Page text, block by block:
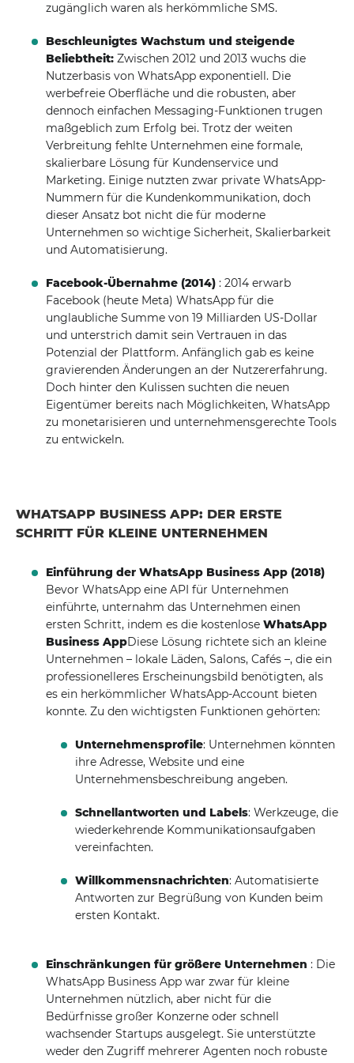
zugänglich waren als herkömmliche SMS.
Beschleunigtes Wachstum und steigende
Beliebtheit:Zwischen 2012 und 2013 wuchs die
Nutzerbasis von WhatsApp exponentiell. Die
werbefreie Oberfläche und die robusten, aber
dennoch einfachen Messaging-Funktionen trugen
maßgeblich zum Erfolg bei. Trotz der weiten
Verbreitung fehlte Unternehmen eine formale,
skalierbare Lösung für Kundenservice und
Marketing. Einige nutzten zwar private WhatsApp-
Nummern für die Kundenkommunikation, doch
dieser Ansatz bot nicht die für moderne
Unternehmen so wichtige Sicherheit, Skalierbarkeit
und Automatisierung.
Facebook-Übernahme (2014): 2014 erwarb
Facebook (heute Meta) WhatsApp für die
unglaubliche Summe von 19 Milliarden US-Dollar
und unterstrich damit sein Vertrauen in das
Potenzial der Plattform. Anfänglich gab es keine
gravierenden Änderungen an der Nutzererfahrung.
Doch hinter den Kulissen suchten die neuen
Eigentümer bereits nach Möglichkeiten, WhatsApp
zu monetarisieren und unternehmensgerechte Tools
zu entwickeln.
WHATSAPP BUSINESS APP: DER ERSTE
SCHRITT FÜR KLEINE UNTERNEHMEN
Einführung der WhatsApp Business App (2018)
Bevor WhatsApp eine API für Unternehmen
einführte, unternahm das Unternehmen einen
ersten Schritt, indem es die kostenloseWhatsApp
Business AppDiese Lösung richtete sich an kleine
Unternehmen – lokale Läden, Salons, Cafés –, die ein
professionelleres Erscheinungsbild benötigten, als
es ein herkömmlicher WhatsApp-Account bieten
konnte. Zu den wichtigsten Funktionen gehörten:
Unternehmensprofile: Unternehmen könnten
ihre Adresse, Website und eine
Unternehmensbeschreibung angeben.
Schnellantworten und Labels: Werkzeuge, die
wiederkehrende Kommunikationsaufgaben
vereinfachten.
Willkommensnachrichten: Automatisierte
Antworten zur Begrüßung von Kunden beim
ersten Kontakt.
Einschränkungen für größere Unternehmen: Die
WhatsApp Business App war zwar für kleine
Unternehmen nützlich, aber nicht für die
Bedürfnisse großer Konzerne oder schnell
wachsender Startups ausgelegt. Sie unterstützte
weder den Zugriff mehrerer Agenten noch robuste